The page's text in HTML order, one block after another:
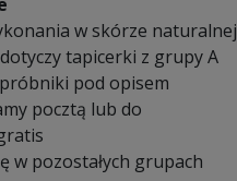
w skórze naturalnej
tapicerki z grupy A
pod opisem
pocztą lub do
w pozostałych grupach